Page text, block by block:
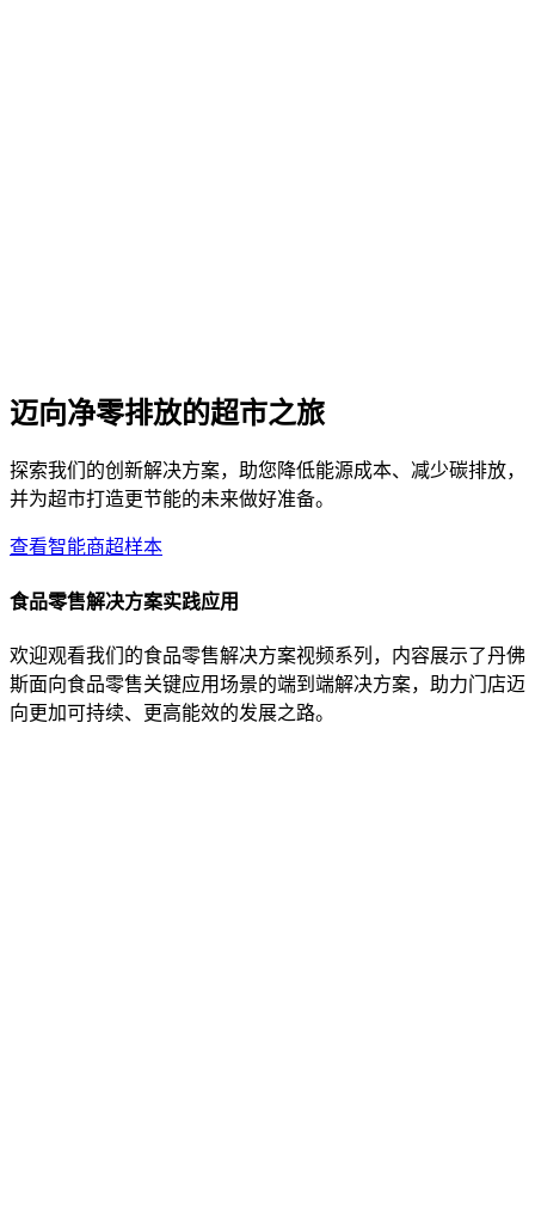
迈向净零排放的超市之旅
探索我们的创新解决方案，助您降低能源成本、减少碳排放，
并为超市打造更节能的未来做好准备。
查看智能商超样本
食品零售解决方案实践应用
欢迎观看我们的食品零售解决方案视频系列，内容展示了丹佛
斯面向食品零售关键应用场景的端到端解决方案，助力门店迈
向更加可持续、更高能效的发展之路。